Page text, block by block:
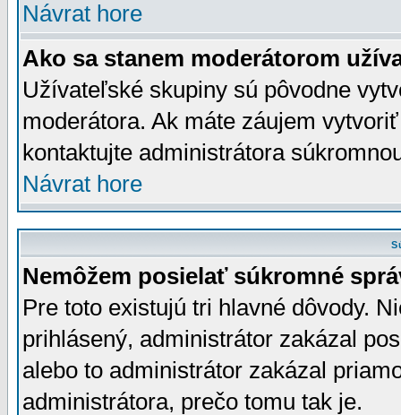
Návrat hore
Ako sa stanem moderátorom
Užívateľské skupiny sú pôvodne
moderátora. Ak máte záujem
kontaktujte administrátora
Návrat hore
Nemôžem posielať súkromné
Pre toto existujú tri hlavné dôvody.
prihlásený, administrátor zakázal
alebo to administrátor zakázal
administrátora, prečo tomu tak je.